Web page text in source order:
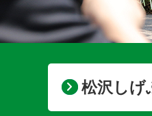
松沢しげ